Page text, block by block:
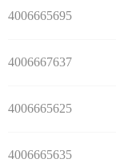
4006665695
4006667637
4006665625
4006665635